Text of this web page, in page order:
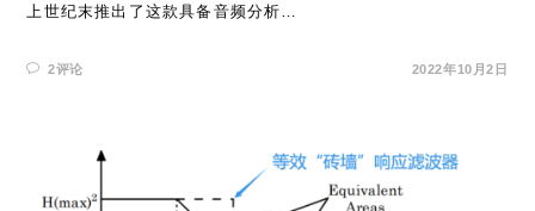
上世纪末推出了这款具备音频分析…
2评论 2022年10月2日